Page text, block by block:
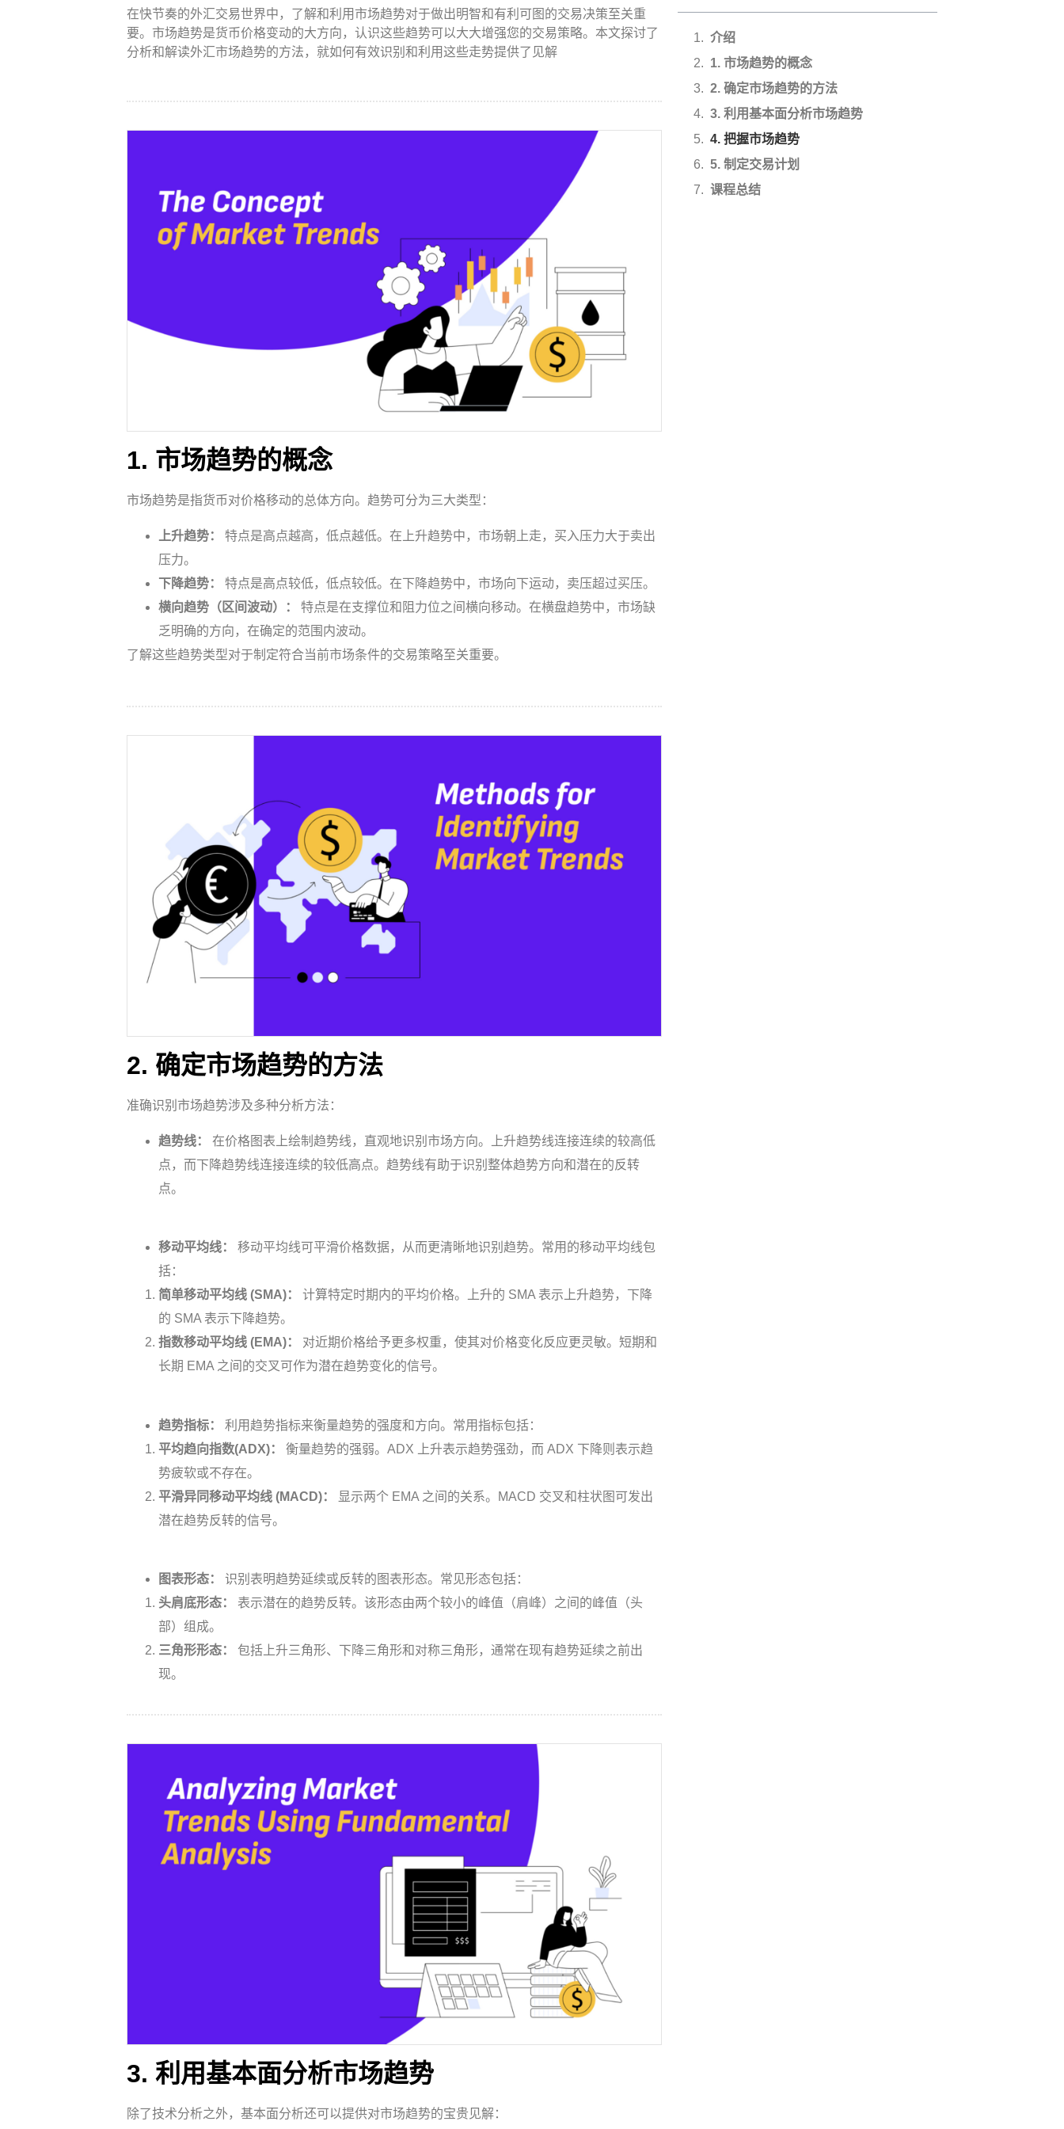
在快节奏的外汇交易世界中，了解和利用市场趋势对于做出明智和有利可图的交易决策至关重
要。市场趋势是货币价格变动的大方向，认识这些趋势可以大大增强您的交易策略。本文探讨了
分析和解读外汇市场趋势的方法，就如何有效识别和利用这些走势提供了见解
1. 市场趋势的概念
市场趋势是指货币对价格移动的总体方向。趋势可分为三大类型：
上升趋势：
特点是高点越高，低点越低。在上升趋势中，市场朝上走，买入压力大于卖出
压力。
下降趋势：
特点是高点较低，低点较低。在下降趋势中，市场向下运动，卖压超过买压。
横向趋势（区间波动）：
特点是在支撑位和阻力位之间横向移动。在横盘趋势中，市场缺
乏明确的方向，在确定的范围内波动。
了解这些趋势类型对于制定符合当前市场条件的交易策略至关重要。
2. 确定市场趋势的方法
准确识别市场趋势涉及多种分析方法：
趋势线：
在价格图表上绘制趋势线，直观地识别市场方向。上升趋势线连接连续的较高低
点，而下降趋势线连接连续的较低高点。趋势线有助于识别整体趋势方向和潜在的反转
点。
移动平均线：
移动平均线可平滑价格数据，从而更清晰地识别趋势。常用的移动平均线包
括：
简单移动平均线 (SMA)：
计算特定时期内的平均价格。上升的 SMA 表示上升趋势，下降
的 SMA 表示下降趋势。
指数移动平均线 (EMA)：
对近期价格给予更多权重，使其对价格变化反应更灵敏。短期和
长期 EMA 之间的交叉可作为潜在趋势变化的信号。
趋势指标：
利用趋势指标来衡量趋势的强度和方向。常用指标包括：
平均趋向指数(ADX)：
衡量趋势的强弱。ADX 上升表示趋势强劲，而 ADX 下降则表示趋
势疲软或不存在。
平滑异同移动平均线 (MACD)：
显示两个 EMA 之间的关系。MACD 交叉和柱状图可发出
潜在趋势反转的信号。
图表形态：
识别表明趋势延续或反转的图表形态。常见形态包括：
头肩底形态：
表示潜在的趋势反转。该形态由两个较小的峰值（肩峰）之间的峰值（头
部）组成。
三角形形态：
包括上升三角形、下降三角形和对称三角形，通常在现有趋势延续之前出
现。
3. 利用基本面分析市场趋势
除了技术分析之外，基本面分析还可以提供对市场趋势的宝贵见解：
介绍
1. 市场趋势的概念
2. 确定市场趋势的方法
3. 利用基本面分析市场趋势
4. 把握市场趋势
5. 制定交易计划
课程总结